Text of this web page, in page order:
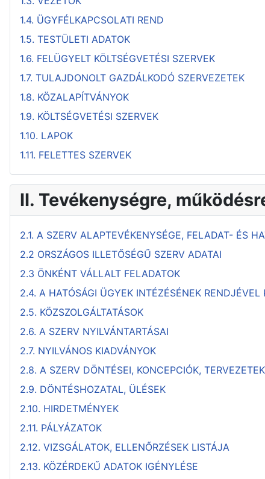
1.4. ÜGYFÉLKAPCSOLATI REND
1.5. TESTÜLETI ADATOK
1.6. FELÜGYELT KÖLTSÉGVETÉSI SZERVEK
1.7. TULAJDONOLT GAZDÁLKODÓ SZERVEZETEK
1.8. KÖZALAPÍTVÁNYOK
1.9. KÖLTSÉGVETÉSI SZERVEK
1.10. LAPOK
1.11. FELETTES SZERVEK
II. Tevékenységre,
2.1. A SZERV ALAPTEVÉKENYSÉGE, FELADAT- ÉS
2.2 ORSZÁGOS ILLETŐSÉGŰ SZERV ADATAI
2.3 ÖNKÉNT VÁLLALT FELADATOK
2.4. A HATÓSÁGI ÜGYEK INTÉZÉSÉNEK RENDJÉVEL
2.5. KÖZSZOLGÁLTATÁSOK
2.6. A SZERV NYILVÁNTARTÁSAI
2.7. NYILVÁNOS KIADVÁNYOK
2.8. A SZERV DÖNTÉSEI, KONCEPCIÓK,
2.9. DÖNTÉSHOZATAL, ÜLÉSEK
2.10. HIRDETMÉNYEK
2.11. PÁLYÁZATOK
2.12. VIZSGÁLATOK, ELLENŐRZÉSEK LISTÁJA
2.13. KÖZÉRDEKŰ ADATOK IGÉNYLÉSE